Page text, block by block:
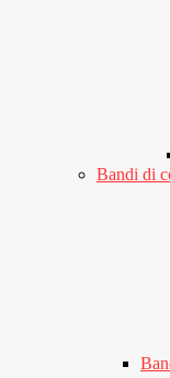
Bandi di